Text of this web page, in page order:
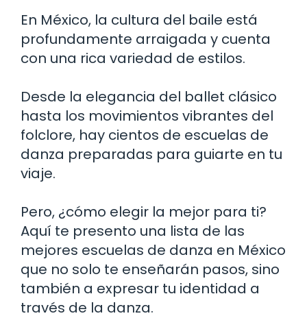
En México, la cultura del baile está
profundamente arraigada y cuenta
con una rica variedad de estilos.
Desde la elegancia del ballet clásico
hasta los movimientos vibrantes del
folclore, hay cientos de escuelas de
danza preparadas para guiarte en tu
viaje.
Pero, ¿cómo elegir la mejor para ti?
Aquí te presento una lista de las
mejores escuelas de danza en México
que no solo te enseñarán pasos, sino
también a expresar tu identidad a
través de la danza.